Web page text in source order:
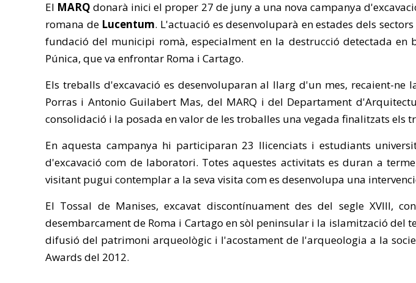
El MARQ donarà inici el proper 27 de juny a una nova campanya
romana de Lucentum. L'actuació es desenvoluparà en estades dels
fundació del municipi romà, especialment en la destrucció detectada
Púnica, que va enfrontar Roma i Cartago.
Els treballs d'excavació es desenvoluparan al llarg d'un mes, recaient-ne
Porras i Antonio Guilabert Mas, del MARQ i del Departament
consolidació i la posada en valor de les troballes una vegada finalitzats els
En aquesta campanya hi participaran 23 llicenciats i estudiants
d'excavació com de laboratori. Totes aquestes activitats es duran a
visitant pugui contemplar a la seva visita com es desenvolupa una
El Tossal de Manises, excavat discontínuament des del segle XVIII,
desembarcament de Roma i Cartago en sòl peninsular i la islamització
difusió del patrimoni arqueològic i l'acostament de l'arqueologia a la
Awards del 2012.